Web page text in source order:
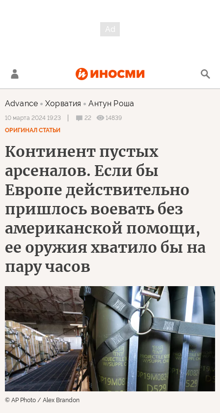
Advance Хорватия Антун Роша
10 марта 2024 19:23 22
14839
ОРИГИНАЛ СТАТЬИ
Континент пустых
арсеналов. Если бы
Европе действительно
пришлось воевать без
американской помощи,
ее оружия хватило бы на
пару часов
© AP Photo / Alex Brandon